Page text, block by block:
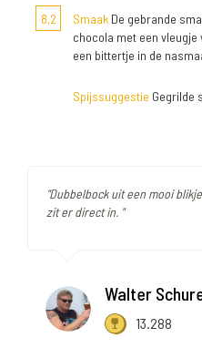
8,2 Smaak De gebrande
chocola met een
een bittertje in de
Spijssuggestie Gegrilde
"Dubbelbock uit een mooi
zit er direct in. "
Walter
13.288